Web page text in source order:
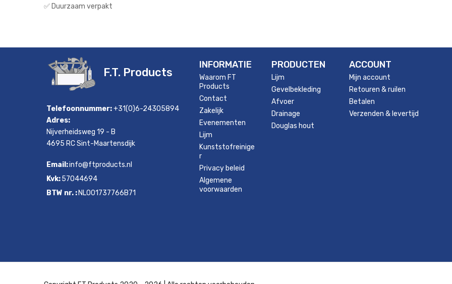
✅ Duurzaam verpakt
F.T. Products
Telefoonnummer:+31(0)6-24305894
Adres:
Nijverheidsweg 19 - B
4695 RC Sint-Maartensdijk
Email:info@ftproducts.nl
Kvk:57044694
BTW nr. : NL001737766B71
INFORMATIE
Waarom FT
Products
Contact
Zakelijk
Evenementen
Lijm
Kunststofreinige
r
Privacy beleid
Algemene
voorwaarden
PRODUCTEN
Lijm
Gevelbekleding
Afvoer
Drainage
Douglas hout
ACCOUNT
Mijn account
Retouren & ruilen
Betalen
Verzenden & levertijd